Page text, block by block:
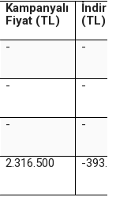
Kampanyalı
Fiyat (TL)
İndirim
(TL)
- -
- -
- -
2.316.500 -393.400